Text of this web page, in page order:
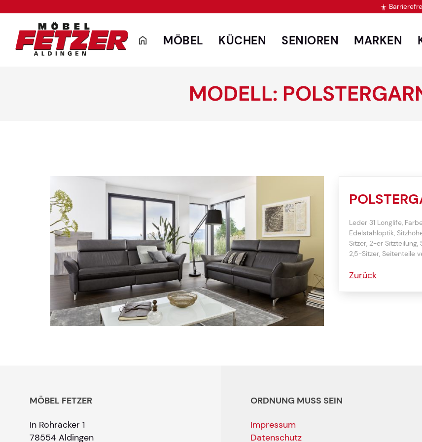

MÖBEL KÜCHEN SENIOREN MARKEN
MODELL:
Leder 31 Longlife,
Edelstahloptik,
Sitzer, 2-er
2,5-Sitzer, Seitenteile
Zurück
MÖBEL FETZER
In Rohräcker 1
78554 Aldingen
ORDNUNG MUSS SEIN
Impressum
Datenschutz